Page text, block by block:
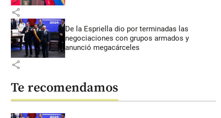
share
De la Espriella dio por terminadas las
negociaciones con grupos armados y
anunció megacárceles
share
Te recomendamos